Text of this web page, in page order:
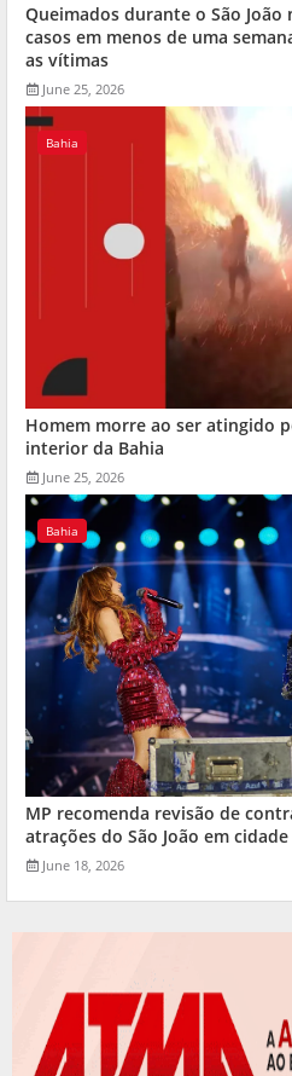
Queimados durante o São João
casos em menos de uma
as vítimas
June 25, 2026
Bahia
Homem morre ao ser atingido
interior da Bahia
June 25, 2026
Bahia
MP recomenda revisão de
atrações do São João em
June 18, 2026